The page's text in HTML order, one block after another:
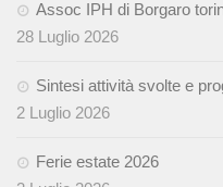
Contatti
Assoc IPH di Borgaro
28 Luglio 2026
Sintesi attività svolte e
2 Luglio 2026
Ferie estate 2026